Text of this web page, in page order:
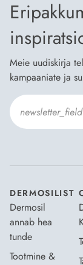
Meie uudiskirja
kampaaniate ja
DERMOSILIST
Dermosil
annab hea
tunde
Tootmine &